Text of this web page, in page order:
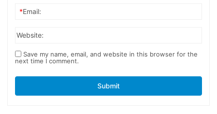
*Email:
Website:
Save my name, email, and website in this browser for the
next time I comment.
Submit